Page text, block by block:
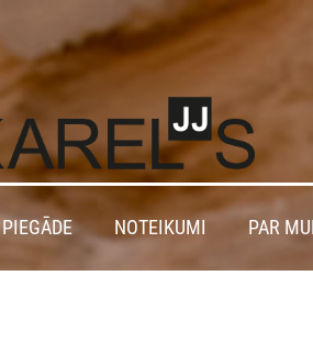
PIEGĀDE NOTEIKUMI PAR